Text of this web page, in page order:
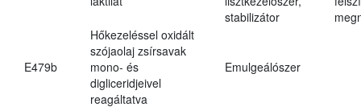
stabilizátor
E479b
Hőkezeléssel oxidált
szójaolaj zsírsavak
mono- és
digliceridjeivel
reagáltatva
Emulgeálószer